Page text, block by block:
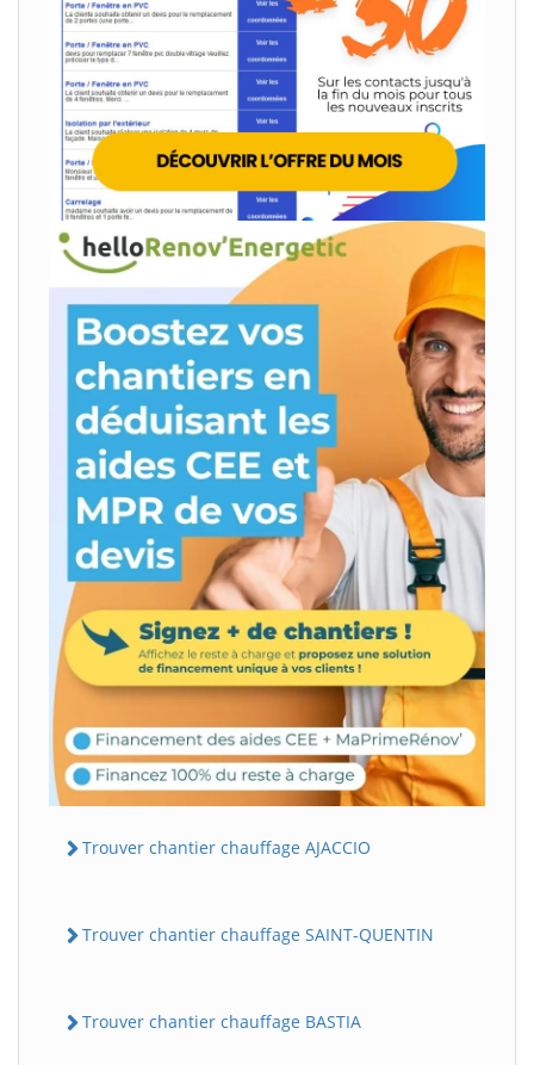
Trouver chantier chauffage AJACCIO
Trouver chantier chauffage SAINT-QUENTIN
Trouver chantier chauffage BASTIA